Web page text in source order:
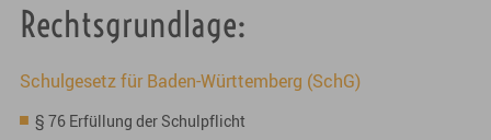
Rechtsgrundlage:
Schulgesetz für Baden-Württemberg (SchG)
§ 76Erfüllung der Schulpflicht